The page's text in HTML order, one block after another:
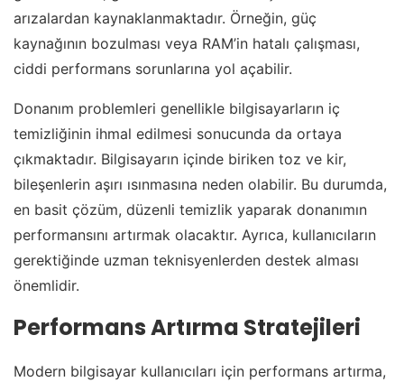
arızalardan kaynaklanmaktadır. Örneğin, güç
kaynağının bozulması veya RAM’in hatalı çalışması,
ciddi performans sorunlarına yol açabilir.
Donanım problemleri genellikle bilgisayarların iç
temizliğinin ihmal edilmesi sonucunda da ortaya
çıkmaktadır. Bilgisayarın içinde biriken toz ve kir,
bileşenlerin aşırı ısınmasına neden olabilir. Bu durumda,
en basit çözüm, düzenli temizlik yaparak donanımın
performansını artırmak olacaktır. Ayrıca, kullanıcıların
gerektiğinde uzman teknisyenlerden destek alması
önemlidir.
Performans Artırma Stratejileri
Modern bilgisayar kullanıcıları için performans artırma,